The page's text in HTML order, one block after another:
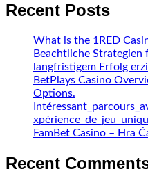
Recent Posts
What is the 1RED
Beachtliche Strategien
langfristigem Erfolg
BetPlays Casino
Options.
FamBet Casino – Hra
Recent